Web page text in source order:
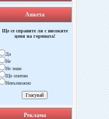
Анкета
Ще се справите ли с високите
цени на горивата!
Да
Не
Не знам
Ще опитам
Невъзможно
Реклама